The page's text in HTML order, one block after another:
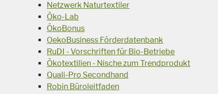
Netzwerk Naturtextiler
Öko-Lab
ÖkoBonus
OekoBusiness Förderdatenbank
RuDI - Vorschriften für Bio-Betriebe
Ökotextilien - Nische zum Trendprodukt
Quali-Pro Secondhand
Robin Büroleitfaden